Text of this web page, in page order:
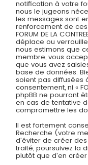
notification à votre
nous le jugeons
les messages sont
renforcement de
FORUM DE LA
déplace ou
nous estimons que
membre, vous
que vous avez
base de données.
soient pas diffusées
consentement, ni «
phpBB ne pourront
en cas de tentative
compromettre les
Il est fortement
Recherche (votre
d'éviter de créer
traité, poursuivez la
plutôt que d'en